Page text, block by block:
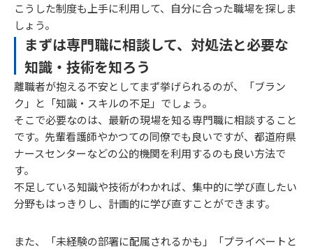
こうした制度も上手に利用して、自分に合った職場を探しま
しょう。
まずは専門職に相談して、対処法と必要な
知識・技術を知ろう
離職者が抱える不安としてまず挙げられるのが、「ブラン
ク」と「知識・スキルの不足」でしょう。
そこで必要なのは、最新の現場を知る専門職に相談すること
です。先輩看護師やかつての同僚でも良いですが、都道府県
ナースセンターなどの公的機関を利用するのも良い方法で
す。
不足している知識や技術がわかれば、集中的に学び直したい
分野もはっきりし、計画的に学び直すことができます。
また、「未経験の部署に配属されるかも」「プライベートと